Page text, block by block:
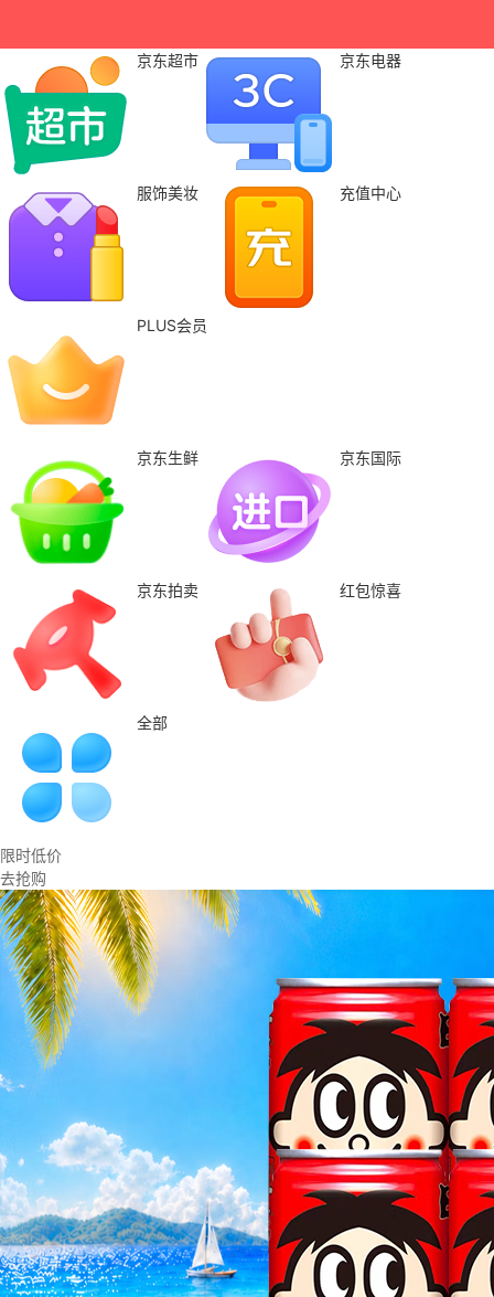
京东超市 京东电器
服饰美妆 充值中心
PLUS会员
京东生鲜 京东国际
京东拍卖 红包惊喜
全部
限时低价
去抢购